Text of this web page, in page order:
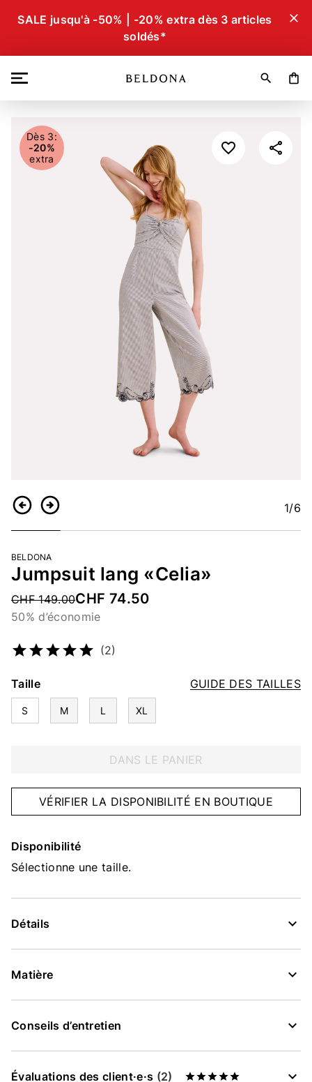
SALE jusqu'à -50% | -20% extra dès 3 articles
soldés*
close
search shopping_bag
RetourContinuer 1/6
Dès 3:
-20%
extra
BELDONA
Jumpsuit lang «Celia»
Price reduced from
CHF 149.00CHF 74.50
50% d’économie
(2)
GUIDE DES TAILLES
Taille
S M L XL
DANS LE PANIER
VÉRIFIER LA DISPONIBILITÉ EN BOUTIQUE
Disponibilité
Sélectionne une taille.
Détails
Matière
Conseils d’entretien
Évaluations des client·e·s (2)